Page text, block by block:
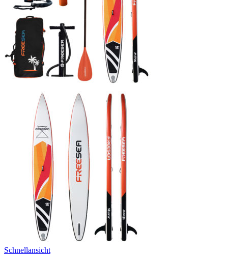
Schnellansicht